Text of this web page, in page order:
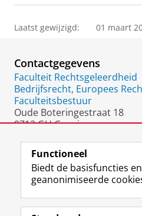
e
r
P
o
r
t
a
l
Laatst gewijzigd: 01 maart
Contactgegevens
Faculteit Rechtsgeleerdheid
Bedrijfsrecht, Europees
Faculteitsbestuur
Oude Boteringestraat 18
9712 GH Groningen
Volg de RUG
Functioneel
Biedt de basisfuncties
geanonimiseerde